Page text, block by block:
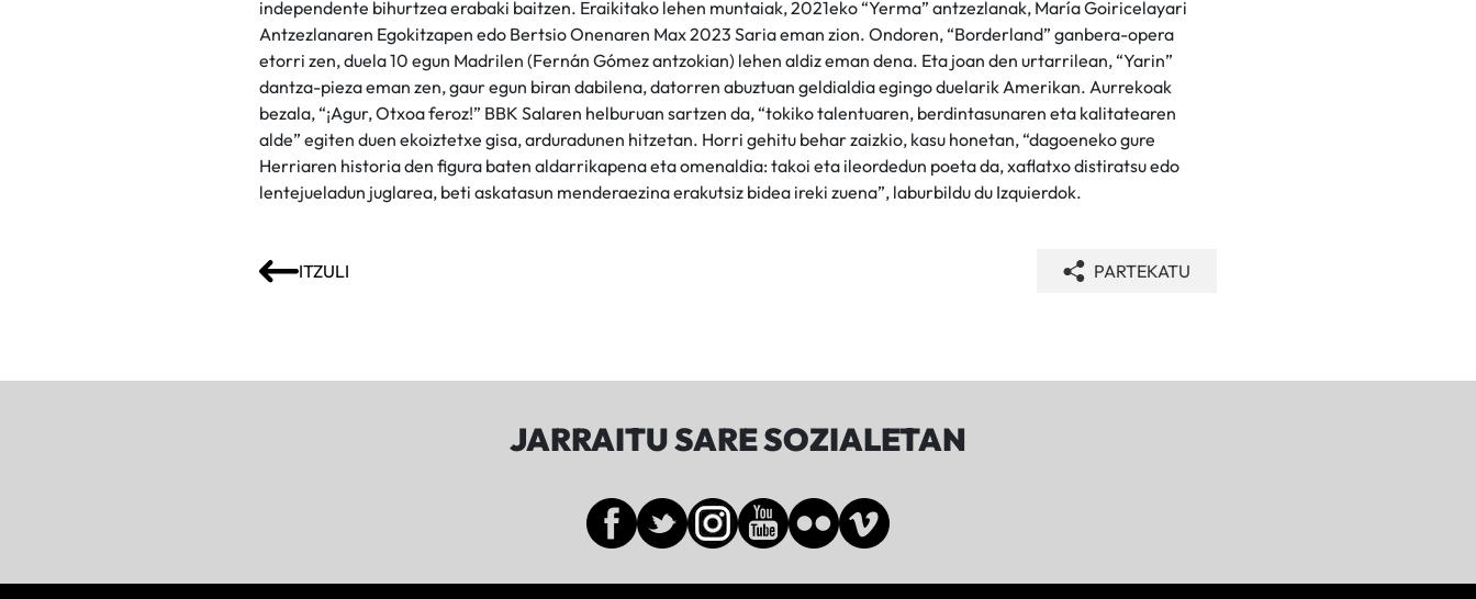
independente bihurtzea erabaki baitzen. Eraikitako lehen muntaiak, 2021eko “Yerma” antzezlanak, María Goiricelayari
Antzezlanaren Egokitzapen edo Bertsio Onenaren Max 2023 Saria eman zion. Ondoren, “Borderland” ganbera-opera
etorri zen, duela 10 egun Madrilen (Fernán Gómez antzokian) lehen aldiz eman dena. Eta joan den urtarrilean, “Yarin”
dantza-pieza eman zen, gaur egun biran dabilena, datorren abuztuan geldialdia egingo duelarik Amerikan. Aurrekoak
bezala, “¡Agur, Otxoa feroz!” BBK Salaren helburuan sartzen da, “tokiko talentuaren, berdintasunaren eta kalitatearen
alde” egiten duen ekoiztetxe gisa, arduradunen hitzetan. Horri gehitu behar zaizkio, kasu honetan, “dagoeneko gure
Herriaren historia den figura baten aldarrikapena eta omenaldia: takoi eta ileordedun poeta da, xaflatxo distiratsu edo
lentejueladun juglarea, beti askatasun menderaezina erakutsiz bidea ireki zuena”, laburbildu du Izquierdok.
ITZULI PARTEKATU
JARRAITU SARE SOZIALETAN